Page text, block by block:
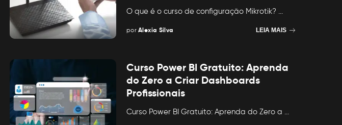
O que é o curso de configuração Mikrotik? ...
Posted
por Alexia Silva LEIA MAIS
Curso Power BI Gratuito: Aprenda
do Zero a Criar Dashboards
Profissionais
Curso Power BI Gratuito: Aprenda do Zero a ...